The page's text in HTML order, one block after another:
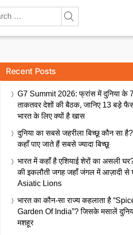
Recent Posts
G7 Summit 2026: फ्रांस में दुनिया के
ताकतवर देशों की बैठक, जानिए 13 बड़े
भारत के लिए क्यों है खास
दुनिया का सबसे जहरीला बिच्छू कौन सा
कहाँ पाए जाते हैं सबसे ज्यादा बिच्छू
भारत में कहाँ है एशियाई शेरों का असली
की इकलौती जगह जहाँ जंगल में आज़ादी से
Asiatic Lions
भारत का कौन-सा राज्य कहलाता है
Garden Of India”? जिसके मसालें
मशहूर